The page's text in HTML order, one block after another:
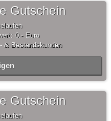
Gutschein
0,- Euro
& Bestandskunden
Gutschein